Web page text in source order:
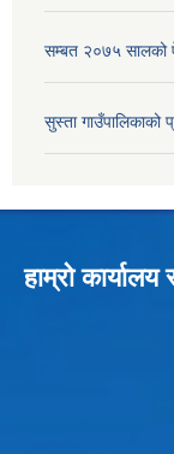
सम्बत २०७५ सालको
सुस्ता गाउँपालिकाको
हाम्रो